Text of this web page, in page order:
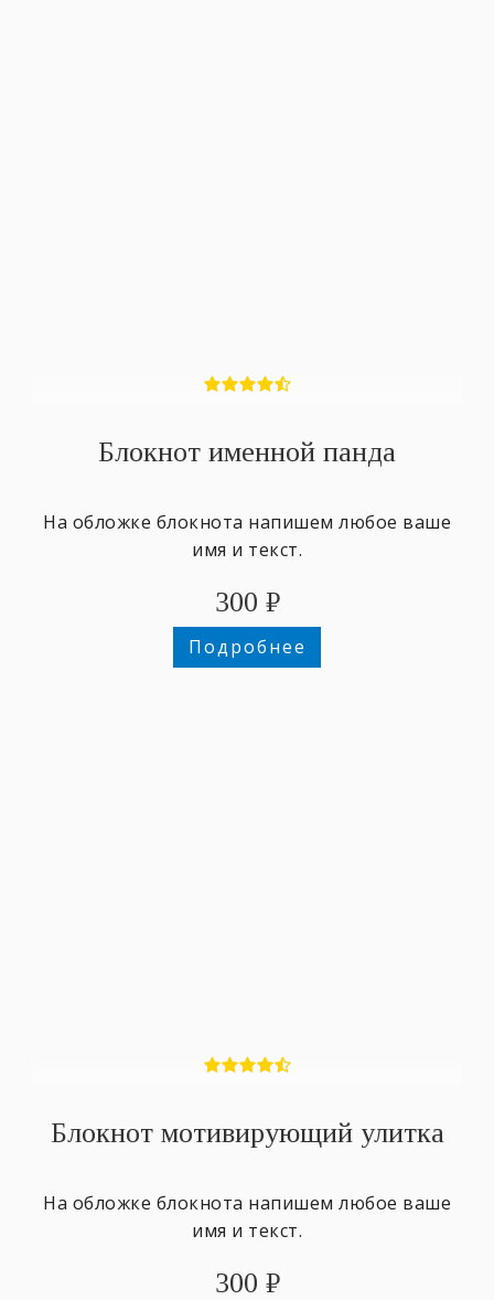
Блокнот именной панда
На обложке блокнота напишем любое ваше
имя и текст.
300 ₽
Подробнее
Блокнот мотивирующий улитка
На обложке блокнота напишем любое ваше
имя и текст.
300 ₽